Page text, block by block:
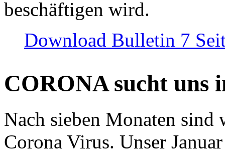
beschäftigen wird.
Download Bulletin 7
CORONA sucht uns
Nach sieben Monaten
Corona Virus. Unser